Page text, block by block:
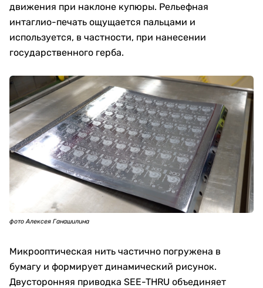
движения при наклоне купюры. Рельефная
интаглио-печать ощущается пальцами и
используется, в частности, при нанесении
государственного герба.
фото Алексея Ганашилина
Микрооптическая нить частично погружена в
бумагу и формирует динамический рисунок.
Двусторонняя приводка SEE-THRU объединяет